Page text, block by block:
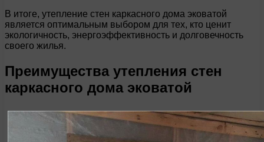
В итоге, утепление стен каркасного дома эковатой
является оптимальным выбором для тех, кто ценит
экологичность, энергоэффективность и долговечность
своего жилья.
Преимущества утепления стен
каркасного дома эковатой